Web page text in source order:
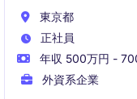
東京都
正社員
年収 500万円 -
外資系企業